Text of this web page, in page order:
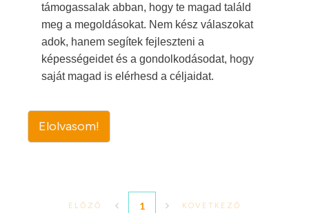
támogassalak abban, hogy te magad találd
meg a megoldásokat. Nem kész válaszokat
adok, hanem segítek fejleszteni a
képességeidet és a gondolkodásodat, hogy
saját magad is elérhesd a céljaidat.
Elolvasom!
ELŐZŐ 1 KÖVETKEZŐ